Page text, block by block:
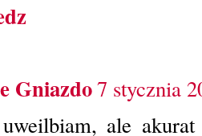
Gniazdo7 stycznia
ale